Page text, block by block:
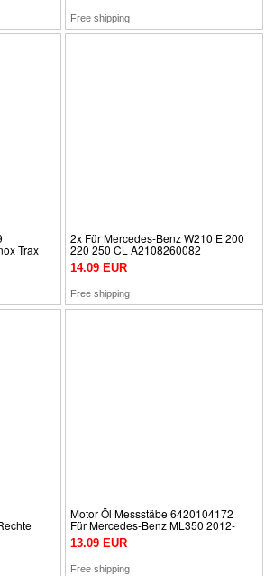
Free shipping
Trax
2x Für Mercedes-Benz W210 E 200
220 250 CL A2108260082
Bremslicht Lampenfassung
14.09 EUR
Free shipping
Motor Öl Messstäbe 6420104172
Für Mercedes-Benz ML350 2012-
2014 GL350 2013-2016
13.09 EUR
Free shipping